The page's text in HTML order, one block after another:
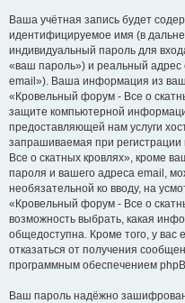
Ваша учётная запись будет
идентифицируемое имя (в
индивидуальный пароль для
«ваш пароль») и реальный
email»). Ваша информация из
«Кровельный форум - Все о
защите компьютерной
предоставляющей нам услуги
запрашиваемая при
Все о скатных кровлях», кроме
пароля и вашего адреса email,
необязательной ко вводу, на
«Кровельный форум - Все о
возможность выбрать, какая
общедоступна. Кроме того, у вас
отказаться от получения
программным обеспечением
Ваш пароль надёжно